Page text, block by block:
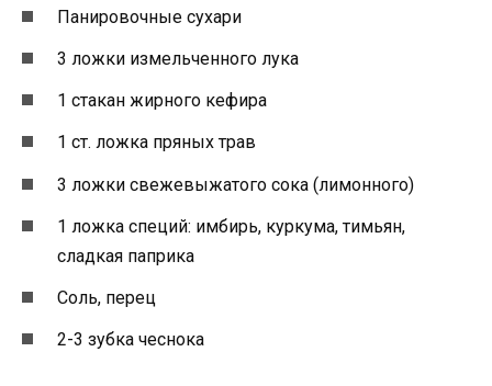
Панировочные сухари
3 ложки измельченного лука
1 стакан жирного кефира
1 ст. ложка пряных трав
3 ложки свежевыжатого сока (лимонного)
1 ложка специй: имбирь, куркума, тимьян,
сладкая паприка
Соль, перец
2-3 зубка чеснока